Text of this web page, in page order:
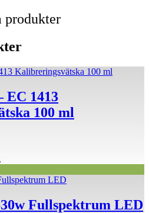
produkter
EC 1413
100 ml
Fullspektrum LED